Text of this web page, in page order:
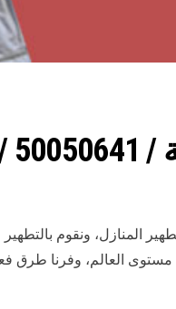
المنازل، ونقوم
العالم، وفرنا طرق